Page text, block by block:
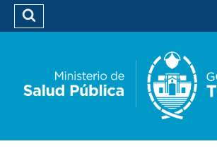
Biblioteca
Buscar